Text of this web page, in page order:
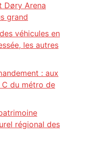
Døry Arena
grand
véhicules en
les autres
: aux
du métro de
régional des